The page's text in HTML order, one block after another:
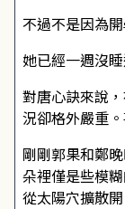
不過不是因為
她已經一週沒
對唐心訣來說
況卻格外嚴重
剛剛郭果和鄭
朵裡僅是些模
從太陽穴擴散